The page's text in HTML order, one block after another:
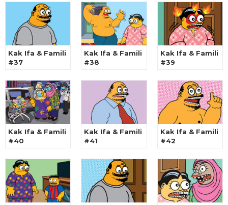
Kak Ifa & Famili
#37
Kak Ifa & Famili
#38
Kak Ifa & Famili
#39
Kak Ifa & Famili
#40
Kak Ifa & Famili
#41
Kak Ifa & Famili
#42